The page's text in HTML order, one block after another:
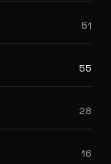
51
55
28
16